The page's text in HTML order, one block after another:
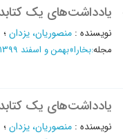
یادداشت‌های یک کتابدار
نویسنده : منصوریان، یزدان؛
مجله:بخارا»بهمن و اسفند 1399 - شماره 141
یادداشت‌های یک کتابدار
نویسنده : منصوریان، یزدان؛